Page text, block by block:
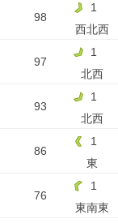
98
1
西北西
97
1
北西
93
1
北西
86
1
東
76
1
東南東